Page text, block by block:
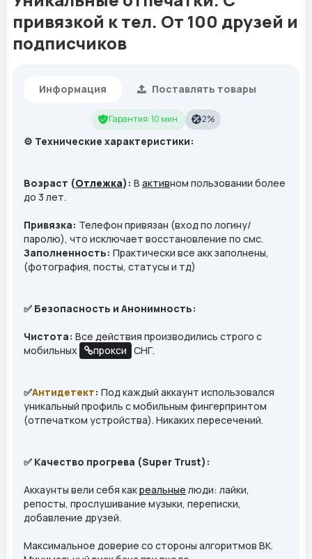
привязкой к тел. От 100 друзей и
подписчиков
Информация Поставлять товары
Гарантия: 10 мин. 2%
⚙️ Технические характеристики:
Возраст (Отлежка): В активном пользовании более
до 3 лет.
Привязка: Телефон привязан (вход по логину/
паролю), что исключает восстановление по смс.
Заполненность: Практически все акк заполнены,
(фотография, посты, статусы и тд)
✅ Безопасность и Анонимность:
Чистота: Все действия производились строго с
мобильных
прокси СНГ.
✅Антидетект: Под каждый аккаунт использовался
уникальный профиль с мобильным фингерпринтом
(отпечатком устройства). Никаких пересечений.
✅ Качество прогрева (Super Trust):
Аккаунты вели себя какреальные люди: лайки,
репосты, прослушивание музыки, переписки,
добавление друзей.
Максимальное доверие со стороны алгоритмов ВК.